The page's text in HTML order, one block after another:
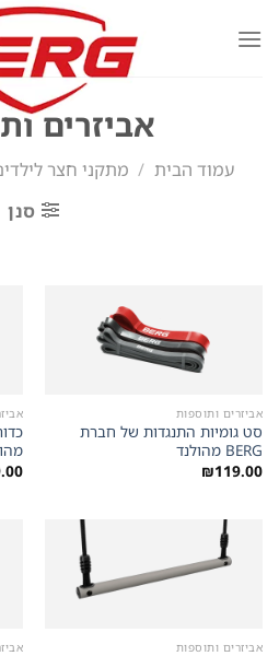
אביזרים
עמוד הבית / מתקני חצר
סנן
אביזרים ותוספות
סט גומיות התנגדות של חברת
BERG מהולנד
₪119.00
אביזרים ותוספות